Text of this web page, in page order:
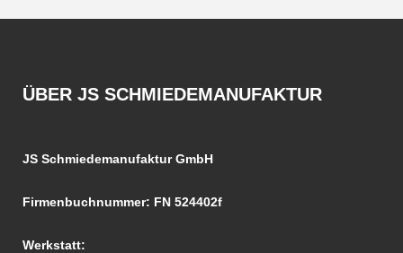
ÜBER JS SCHMIEDEMANUFAKTUR
JS Schmiedemanufaktur GmbH
Firmenbuchnummer: FN 524402f
Werkstatt: